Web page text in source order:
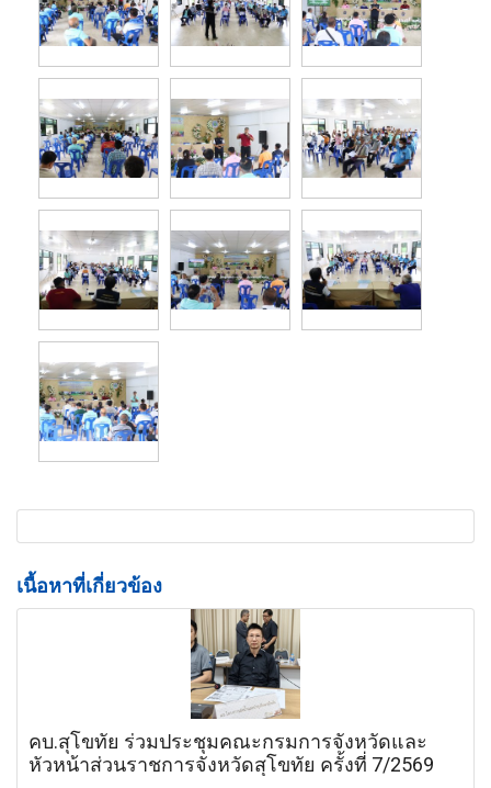
เนื้อหาที่เกี่ยวข้อง
คบ.สุโขทัย ร่วมประชุมคณะกรมการจังหวัดและ
หัวหน้าส่วนราชการจังหวัดสุโขทัย ครั้งที่ 7/2569